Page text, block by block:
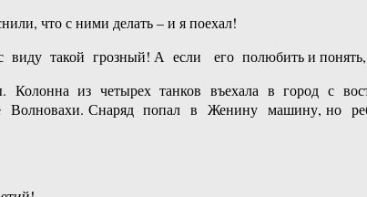
что с ними делать – и я поехал!
такой грозный! А если его полюбить и
из четырех танков въехала в город с
Снаряд попал в Женину машину, но